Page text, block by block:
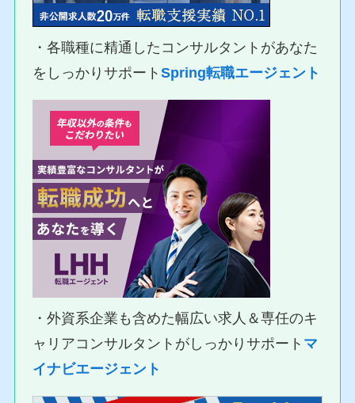
・各職種に精通したコンサルタントがあなた
をしっかりサポートSpring転職エージェント
・外資系企業も含めた幅広い求人＆専任のキ
ャリアコンサルタントがしっかりサポート マ
イナビエージェント